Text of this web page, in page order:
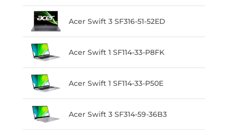
Acer Swift 3 SF316-51-52ED
Acer Swift 1 SF114-33-P8FK
Acer Swift 1 SF114-33-P50E
Acer Swift 3 SF314-59-36B3